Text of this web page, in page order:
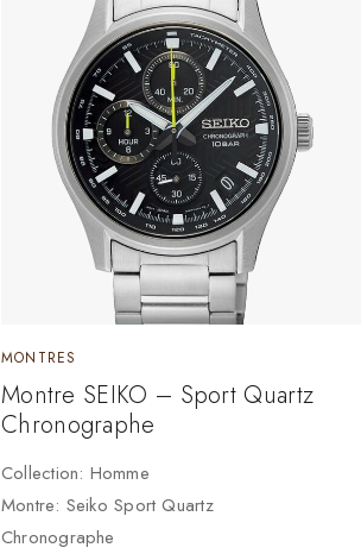
MONTRES
Montre SEIKO – Sport Quartz
Chronographe
Collection: Homme
Montre: Seiko Sport Quartz
Chronographe